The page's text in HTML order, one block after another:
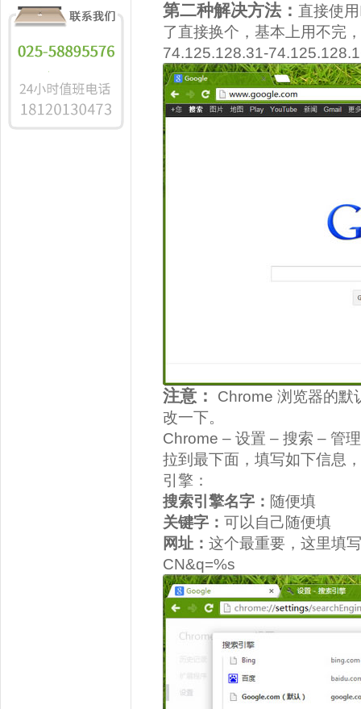
第二种解决方法： 直接使
了直接换个，基本上用不完
74.125.128.31-
注意：
Chrome 浏览器的默
改一下。
Chrome – 设置 – 搜索 – 管
拉到最下面，填写如下信息
引擎：
搜索引擎名字： 随便填
关键字： 可以自己随便填
网址： 这个最重要，这里填
CN&q=%s